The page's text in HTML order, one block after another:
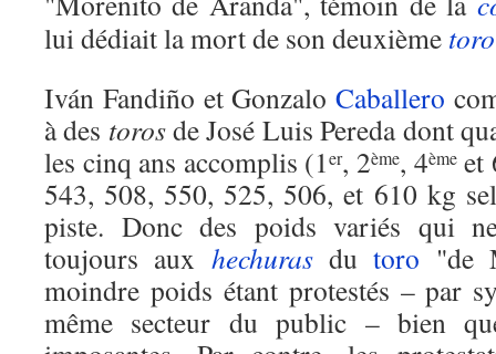
lui dédiait la mort de son deuxième toro
Iván Fandiño et Gonzalo Caballero
à des torosde José Luis Pereda dont
les cinq ans accomplis (1er, 2ème, 4èmeet
543, 508, 550, 525, 506, et 610 kg
piste. Donc des poids variés qui
toujours aux hechuras dutoro "de
moindre poids étant protestés – par
même secteur du public – bien